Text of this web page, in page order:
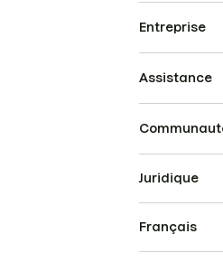
Entreprise
Assistance
Juridique
Français